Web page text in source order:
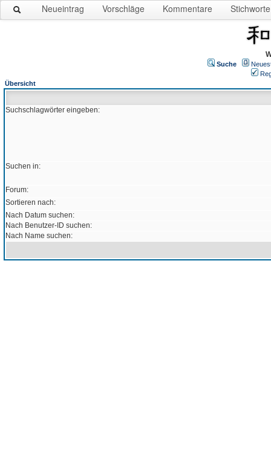
Neueintrag Vorschläge Kommentare Stichworte
Suche
Übersicht
Suchschlagwörter eingeben:
Suchen in:
Forum:
Sortieren nach:
Nach Datum suchen:
Nach Benutzer-ID suchen:
Nach Name suchen: